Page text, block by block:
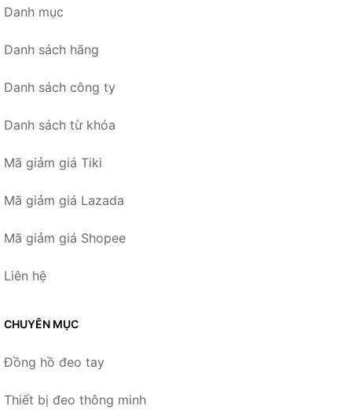
Danh mục
Danh sách hãng
Danh sách công ty
Danh sách từ khóa
Mã giảm giá Tiki
Mã giảm giá Lazada
Mã giảm giá Shopee
Liên hệ
CHUYÊN MỤC
Đồng hồ đeo tay
Thiết bị đeo thông minh